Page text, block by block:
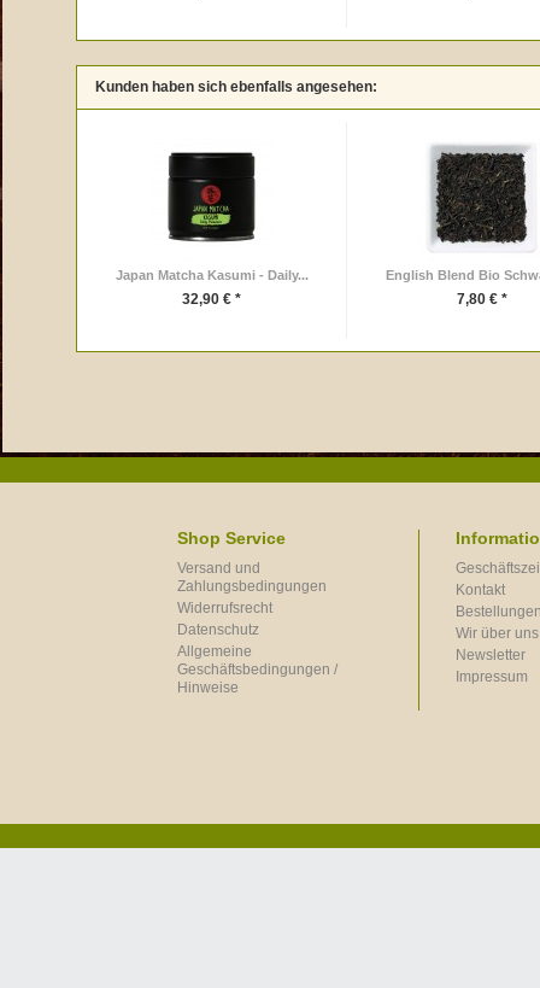
Kunden haben sich ebenfalls angesehen:
Japan Matcha Kasumi - Daily...
32,90 € *
English Blend Bio
7,80 € *
Shop Service
Versand und
Zahlungsbedingungen
Widerrufsrecht
Datenschutz
Allgemeine
Geschäftsbedingungen /
Hinweise
Kontakt
Wir über uns
Newsletter
Impressum